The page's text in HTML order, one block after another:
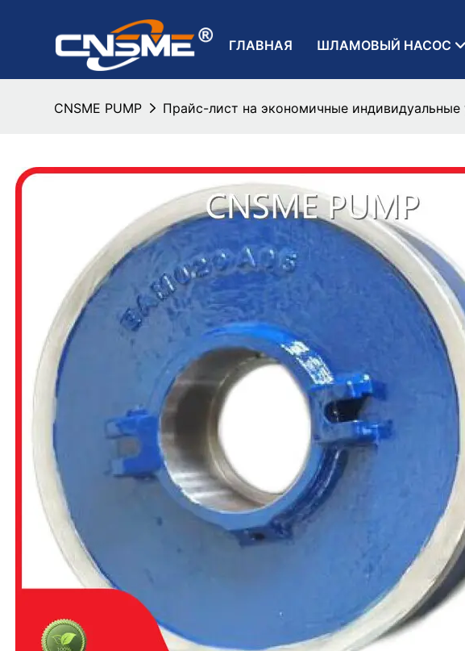
ГЛАВНАЯ ШЛАМОВЫЙ НАСОС
CNSME PUMP Прайс-лист на экономичные